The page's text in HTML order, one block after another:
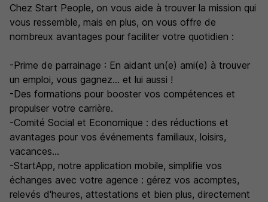
Chez Start People, on vous aide à trouver la mission qui
vous ressemble, mais en plus, on vous offre de
nombreux avantages pour faciliter votre quotidien :
-Prime de parrainage : En aidant un(e) ami(e) à trouver
un emploi, vous gagnez... et lui aussi !
-Des formations pour booster vos compétences et
propulser votre carrière.
-Comité Social et Economique : des réductions et
avantages pour vos événements familiaux, loisirs,
vacances...
-StartApp, notre application mobile, simplifie vos
échanges avec votre agence : gérez vos acomptes,
relevés d'heures, attestations et bien plus, directement